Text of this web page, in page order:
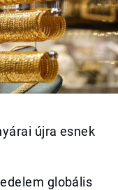
újra esnek
globális